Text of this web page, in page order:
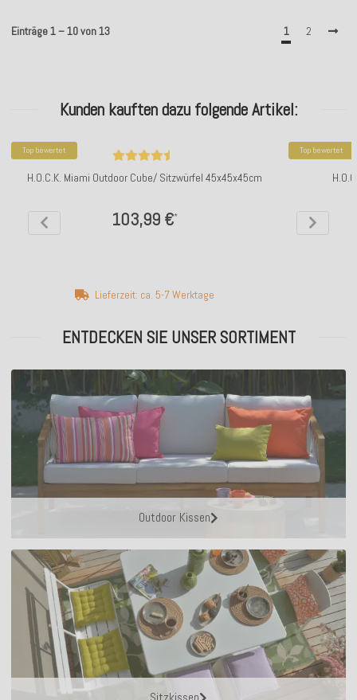
Einträge 1 – 10 von 13 1 2
Kunden kauften dazu folgende Artikel:
Top bewertet
H.O.C.K. Miami Outdoor Cube/ Sitzwürfel 45x45x45cm
103,99 €*
Lieferzeit: ca. 5-7 Werktage
Top bewertet
ENTDECKEN SIE UNSER SORTIMENT
Outdoor Kissen